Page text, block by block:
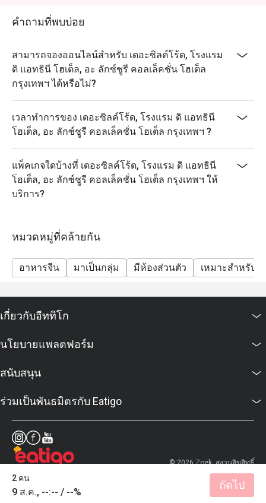
dishes include the Peking Duck served with caviar,
Barbecue Suckling Pig, Silk Thread Prawns, and a wide
Q: What is the dress code? A: The dress code is Smart
Casual. We recommend polished attire to match the
restaurant's luxury hotel setting and refined
atmosphere.
Q: How do I get to The Silk Road? A: The restaurant is
located on the 3rd floor of The Athenee Hotel on
Wireless Road. It is easily accessible via BTS
Ploenchit (Exit 2) and is near Central Chidlom.
คำถามที่พบบ่อย
สามารถจองออนไลน์สำหรับ เดอะซิลค์โร้ด, โรงแรม
ดิ แอทธินี โฮเต็ล, อะ ลักซ์ชูรี คอลเล็คชั่น โฮเต็ล
กรุงเทพฯ ได้หรือไม่?
เวลาทำการของ เดอะซิลค์โร้ด, โรงแรม ดิ แอทธินี
โฮเต็ล, อะ ลักซ์ชูรี คอลเล็คชั่น โฮเต็ล กรุงเทพฯ ?
แพ็คเกจใดบ้างที่ เดอะซิลค์โร้ด, โรงแรม ดิ แอทธินี
โฮเต็ล, อะ ลักซ์ชูรี คอลเล็คชั่น โฮเต็ล กรุงเทพฯ ให้
บริการ?
หมวดหมู่ที่คล้ายกัน
อาหารจีน มาเป็นกลุ่ม มีห้องส่วนตัว เหมาะสำหรับเ
2 คน
9 ส.ค., --:-- / --%
ถัดไป
เกี่ยวกับอีททิโก
นโยบายแพลตฟอร์ม
สนับสนุน
ร่วมเป็นพันธมิตรกับ Eatigo
© 2026 Zoek. สงวนลิขสิทธิ์